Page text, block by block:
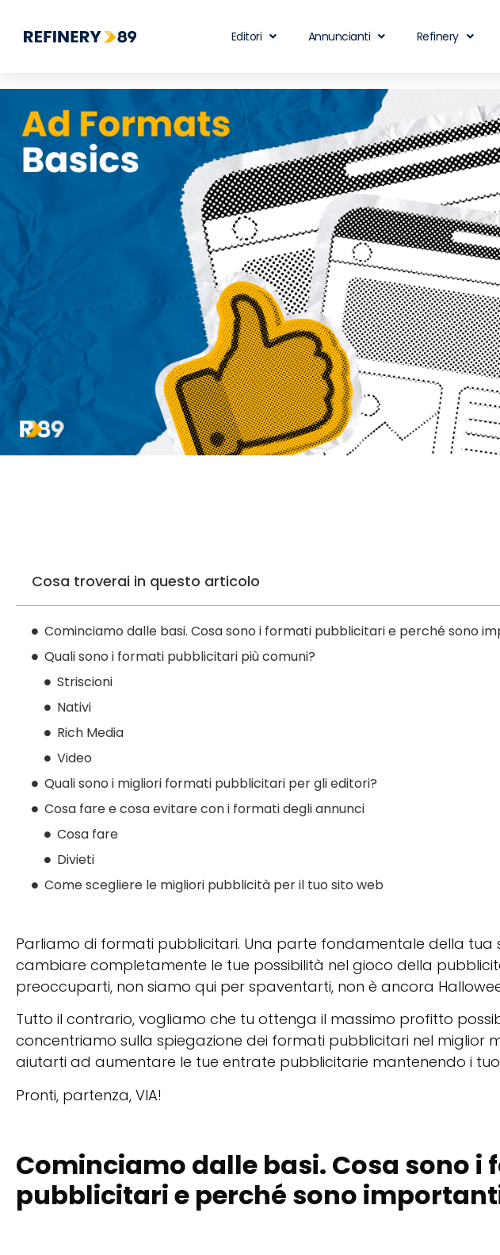
Editori Annuncianti Refinery
Cosa troverai in questo articolo
Cominciamo dalle basi. Cosa sono i formati pubblicitari e perché sono
Quali sono i formati pubblicitari più comuni?
Striscioni
Nativi
Rich Media
Video
Quali sono i migliori formati pubblicitari per gli editori?
Cosa fare e cosa evitare con i formati degli annunci
Cosa fare
Divieti
Come scegliere le migliori pubblicità per il tuo sito web
Parliamo di formati pubblicitari. Una parte fondamentale della
cambiare completamente le tue possibilità nel gioco della
preoccuparti, non siamo qui per spaventarti, non è ancora
Tutto il contrario, vogliamo che tu ottenga il massimo profitto
concentriamo sulla spiegazione dei formati pubblicitari nel miglior
aiutarti ad aumentare le tue entrate pubblicitarie mantenendo i
Pronti, partenza, VIA!
Cominciamo dalle basi. Cosa sono i
pubblicitari e perché sono